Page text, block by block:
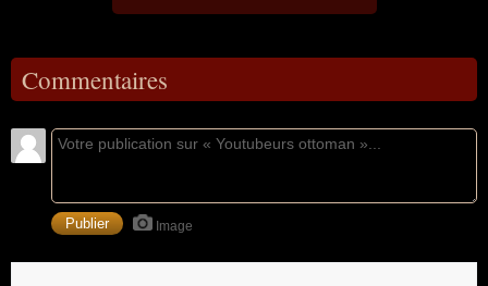
Commentaires
Image